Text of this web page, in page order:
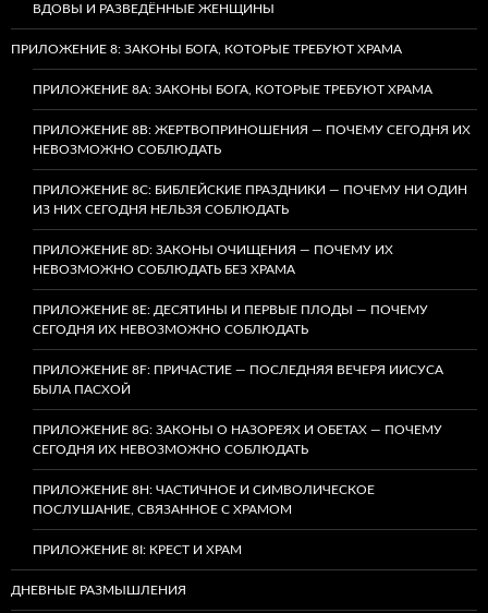
ВДОВЫ И РАЗВЕДЁННЫЕ ЖЕНЩИНЫ
ПРИЛОЖЕНИЕ 8: ЗАКОНЫ БОГА, КОТОРЫЕ ТРЕБУЮТ ХРАМА
ПРИЛОЖЕНИЕ 8A: ЗАКОНЫ БОГА, КОТОРЫЕ ТРЕБУЮТ ХРАМА
ПРИЛОЖЕНИЕ 8B: ЖЕРТВОПРИНОШЕНИЯ — ПОЧЕМУ СЕГОДНЯ ИХ
НЕВОЗМОЖНО СОБЛЮДАТЬ
ПРИЛОЖЕНИЕ 8C: БИБЛЕЙСКИЕ ПРАЗДНИКИ — ПОЧЕМУ НИ ОДИН
ИЗ НИХ СЕГОДНЯ НЕЛЬЗЯ СОБЛЮДАТЬ
ПРИЛОЖЕНИЕ 8D: ЗАКОНЫ ОЧИЩЕНИЯ — ПОЧЕМУ ИХ
НЕВОЗМОЖНО СОБЛЮДАТЬ БЕЗ ХРАМА
ПРИЛОЖЕНИЕ 8E: ДЕСЯТИНЫ И ПЕРВЫЕ ПЛОДЫ — ПОЧЕМУ
СЕГОДНЯ ИХ НЕВОЗМОЖНО СОБЛЮДАТЬ
ПРИЛОЖЕНИЕ 8F: ПРИЧАСТИЕ — ПОСЛЕДНЯЯ ВЕЧЕРЯ ИИСУСА
БЫЛА ПАСХОЙ
ПРИЛОЖЕНИЕ 8G: ЗАКОНЫ О НАЗОРЕЯХ И ОБЕТАХ — ПОЧЕМУ
СЕГОДНЯ ИХ НЕВОЗМОЖНО СОБЛЮДАТЬ
ПРИЛОЖЕНИЕ 8H: ЧАСТИЧНОЕ И СИМВОЛИЧЕСКОЕ
ПОСЛУШАНИЕ, СВЯЗАННОЕ С ХРАМОМ
ПРИЛОЖЕНИЕ 8I: КРЕСТ И ХРАМ
ДНЕВНЫЕ РАЗМЫШЛЕНИЯ